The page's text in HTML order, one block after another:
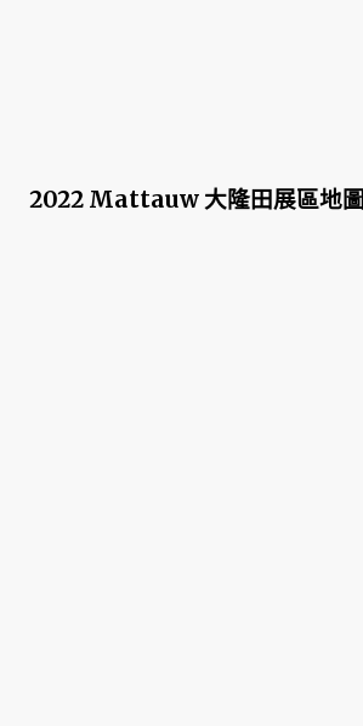
2022 Mattauw 大隆田展區地圖